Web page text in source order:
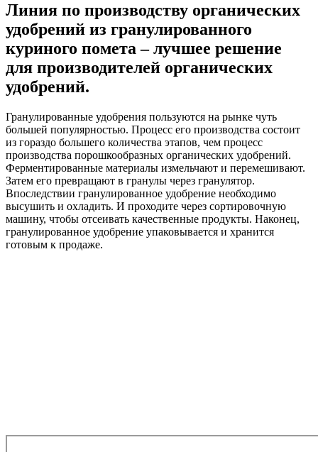
Линия по производству органических
удобрений из гранулированного
куриного помета – лучшее решение
для производителей органических
удобрений.
Гранулированные удобрения пользуются на рынке чуть
большей популярностью. Процесс его производства состоит
из гораздо большего количества этапов, чем процесс
производства порошкообразных органических удобрений.
Ферментированные материалы измельчают и перемешивают.
Затем его превращают в гранулы через гранулятор.
Впоследствии гранулированное удобрение необходимо
высушить и охладить. И проходите через сортировочную
машину, чтобы отсеивать качественные продукты. Наконец,
гранулированное удобрение упаковывается и хранится
готовым к продаже.